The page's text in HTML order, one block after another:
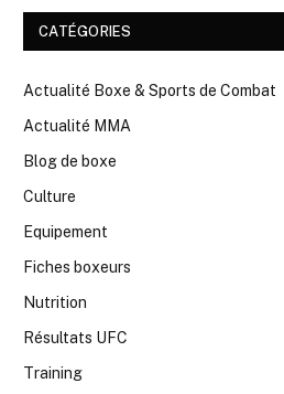
CATÉGORIES
Actualité Boxe & Sports de Combat
Actualité MMA
Blog de boxe
Culture
Equipement
Fiches boxeurs
Nutrition
Résultats UFC
Training